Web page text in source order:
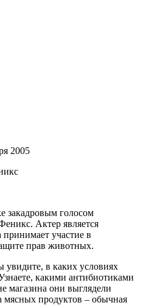
2005
закадровым голосом
Актер является
принимает участие в
прав животных.
в каких условиях
какими антибиотиками
магазина они выглядели
мясных продуктов – обычная